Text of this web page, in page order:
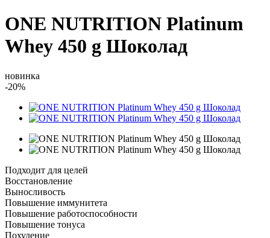
ONE NUTRITION Platinum
Whey 450 g Шоколад
новинка
-20%
Подходит для целей
Восстановление
Выносливость
Повышение иммунитета
Повышение работоспособности
Повышение тонуса
Похудение